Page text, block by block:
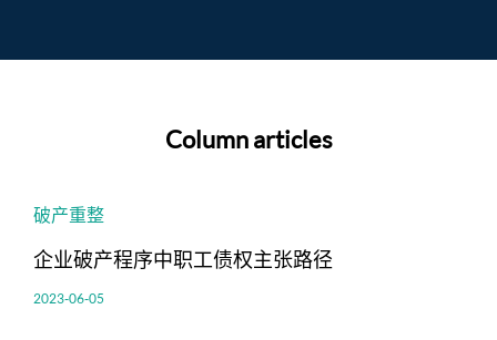
Column articles
破产重整
企业破产程序中职工债权主张路径
2023-06-05